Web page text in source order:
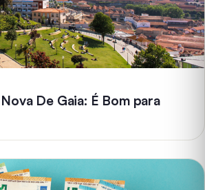
De Gaia: É Bom para